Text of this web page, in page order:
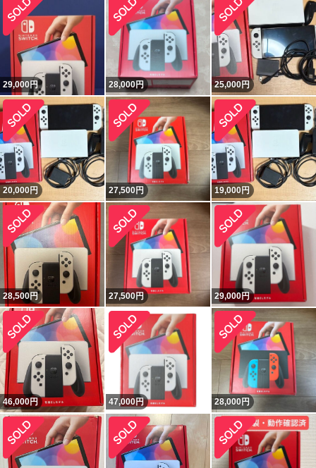
29,000円 28,000円 25,000円
20,000円 27,500円 19,000円
28,500円 27,500円 29,000円
46,000円 47,000円 28,000円